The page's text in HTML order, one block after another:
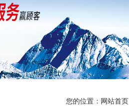
您的位置： 网站首页